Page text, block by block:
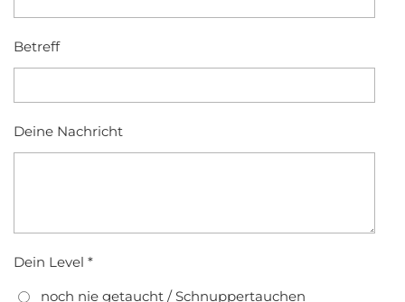
Betreff
Deine Nachricht
Dein Level *
noch nie getaucht / Schnuppertauchen